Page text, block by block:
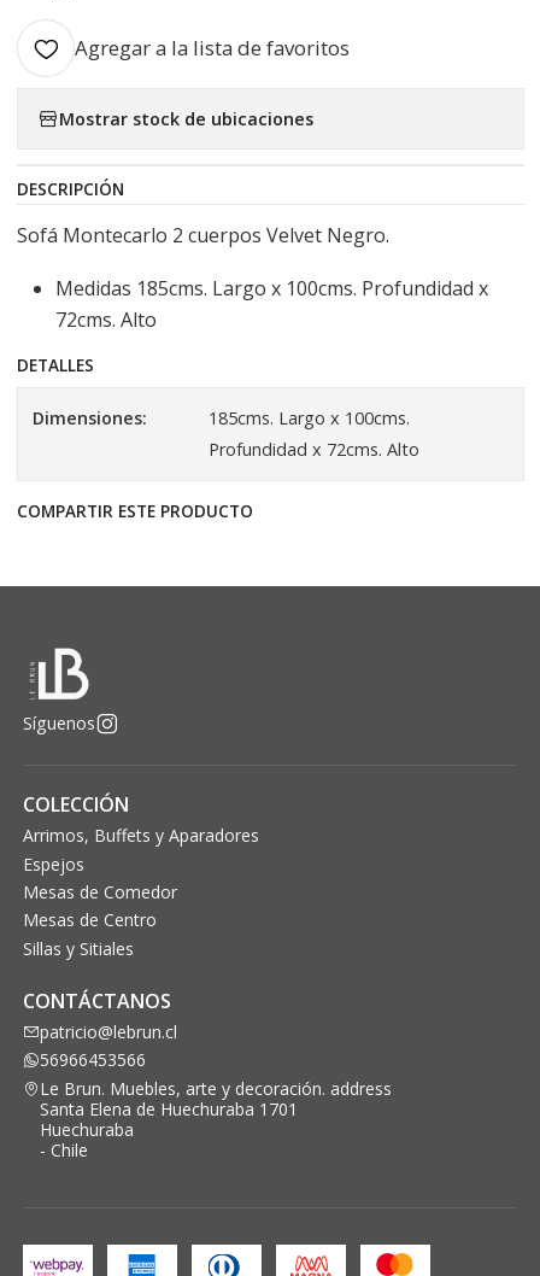
Agregar a la lista de favoritos
Mostrar stock de ubicaciones
DESCRIPCIÓN
Sofá Montecarlo 2 cuerpos Velvet Negro.
Medidas 185cms. Largo x 100cms. Profundidad x
72cms. Alto
DETALLES
Dimensiones:
185cms. Largo x 100cms.
Profundidad x 72cms. Alto
COMPARTIR ESTE PRODUCTO
Síguenos
COLECCIÓN
Arrimos, Buffets y Aparadores
Espejos
Mesas de Comedor
Mesas de Centro
Sillas y Sitiales
CONTÁCTANOS
patricio@lebrun.cl
56966453566
Le Brun. Muebles, arte y decoración. address
Santa Elena de Huechuraba 1701
Huechuraba
- Chile